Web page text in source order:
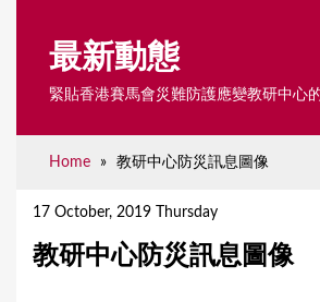
最新動態
緊貼香港賽馬會災難防護應變教研中心
Home » 教研中心防災訊息圖像
17 October, 2019 Thursday
教研中心防災訊息圖像